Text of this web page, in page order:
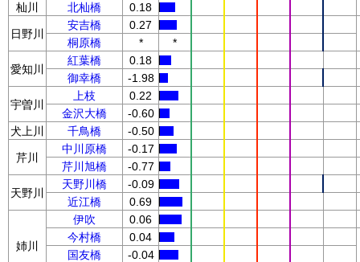
杣川
北杣橋 0.18
日野川
安吉橋
0.27
桐原橋
* *
愛知川
紅葉橋
0.18
御幸橋
-1.98
宇曽川
上枝
0.22
金沢大橋
-0.60
犬上川
千鳥橋 -0.50
芹川
中川原橋
-0.17
芹川旭橋
-0.77
天野川
天野川橋
-0.09
近江橋
0.69
姉川
伊吹
0.06
今村橋
0.04
国友橋
-0.04